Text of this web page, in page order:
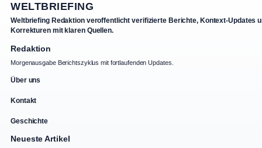
WELTBRIEFING
Weltbriefing Redaktion veroffentlicht verifizierte Berichte, Kontext-Updates
Korrekturen mit klaren Quellen.
Redaktion
Morgenausgabe Berichtszyklus mit fortlaufenden Updates.
Über uns
Kontakt
Geschichte
Neueste Artikel